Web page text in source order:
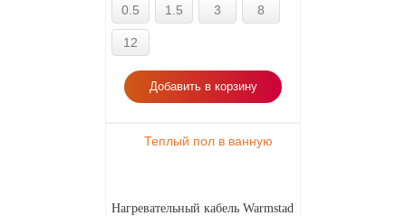
0.5
1.5 3 8
12
Добавить в корзину
Теплый пол в ванную
Нагревательный кабель Warmstad